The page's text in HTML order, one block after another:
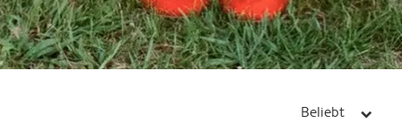
Beliebt arrow_right